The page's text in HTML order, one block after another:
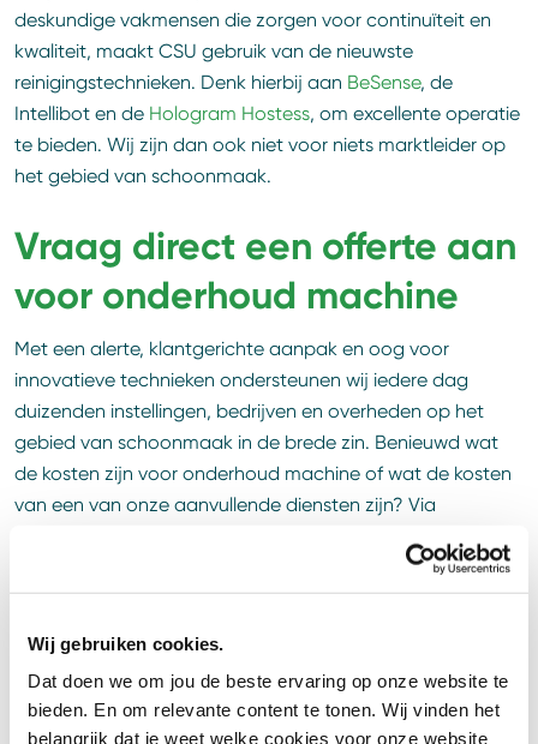
Wij gebruiken cookies.
Dat doen we om jou de beste ervaring op onze website te
bieden. En om relevante content te tonen. Wij vinden het
belangrijk dat je weet welke cookies voor onze website
deskundige vakmensen die zorgen voor continuïteit en
kwaliteit, maakt CSU gebruik van de nieuwste
reinigingstechnieken. Denk hierbij aan BeSense, de
Intellibot en de Hologram Hostess, om excellente operatie
te bieden. Wij zijn dan ook niet voor niets marktleider op
het gebied van schoonmaak.
Vraag direct een offerte aan
voor onderhoud machine
Met een alerte, klantgerichte aanpak en oog voor
innovatieve technieken ondersteunen wij iedere dag
duizenden instellingen, bedrijven en overheden op het
gebied van schoonmaak in de brede zin. Benieuwd wat
de kosten zijn voor onderhoud machine of wat de kosten
van een van onze aanvullende diensten zijn? Via
aanvragen, of neem contact met ons op voor meer
informatie.
Vraag jouw vrijblijvende offerte aan